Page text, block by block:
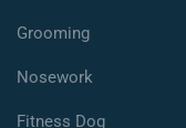
Grooming
Nosework
Fitness Dog